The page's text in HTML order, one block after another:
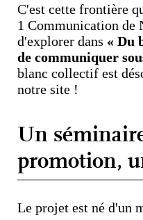
C'est cette frontière
1 Communication de
d'explorer dans « Du
de communiquer
blanc collectif est
notre site !
Un
promotion,
Le projet est né d'un